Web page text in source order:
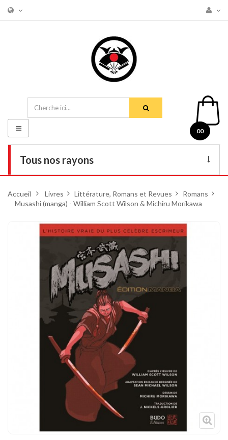
00
Tous nos rayons
DVD
Armes
Chaussures
Protections
Cible de frappe
Condition physique
Accessoires
Tatamis
Décoration
Basculer
la
navigation
Accueil > Livres > Littérature, Romans et Revues > Romans
Musashi (manga) - William Scott Wilson & Michiru Morikawa